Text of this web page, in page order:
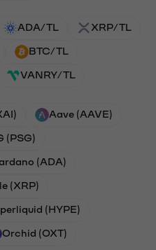
ADA/TL XRP/TL
BTC/TL
VANRY/TL
Aave (AAVE)
(PSG)
(ADA)
(XRP)
(HYPE)
Orchid (OXT)